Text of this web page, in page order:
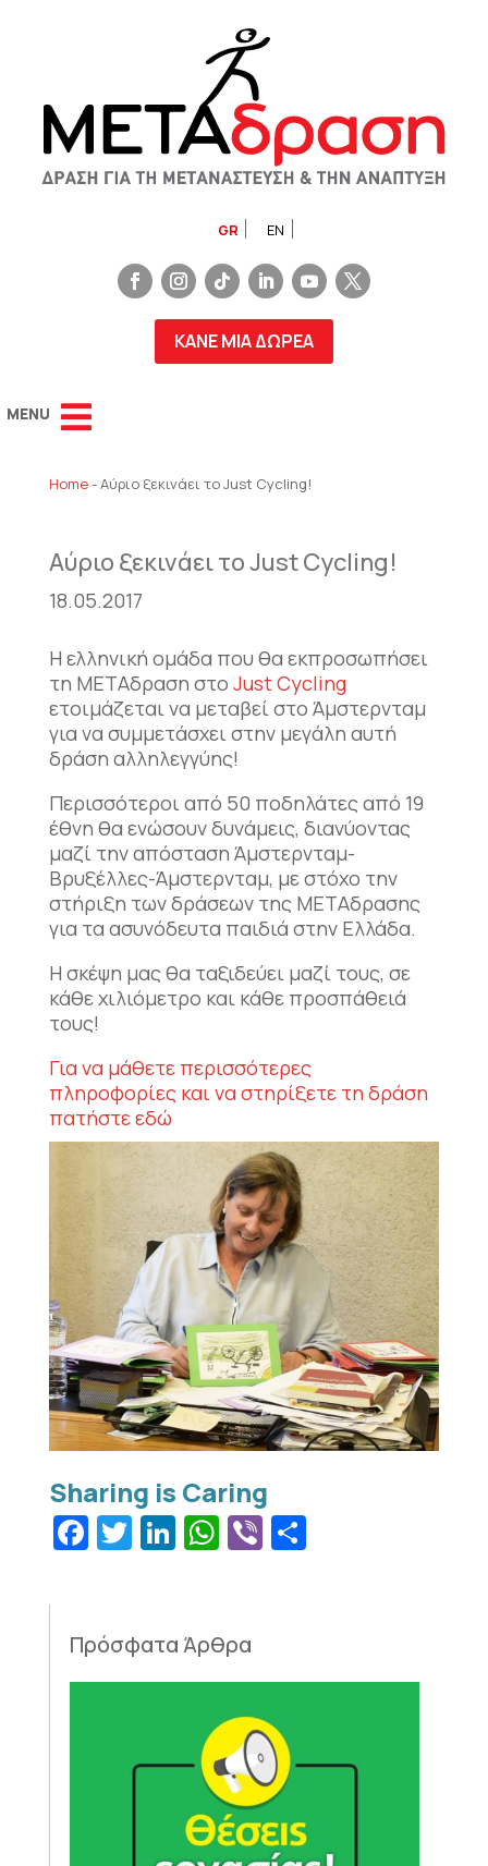
GR EN
ΚΑΝΕ ΜΙΑ ΔΩΡΕΑ
Home-Αύριο ξεκινάει το Just Cycling!
Αύριο ξεκινάει το Just Cycling!
18.05.2017
Η ελληνική ομάδα που θα εκπροσωπήσει
τη ΜΕΤΑδραση στο Just Cycling
ετοιμάζεται να μεταβεί στο Άμστερνταμ
για να συμμετάσχει στην μεγάλη αυτή
δράση αλληλεγγύης!
Περισσότεροι από 50 ποδηλάτες από 19
έθνη θα ενώσουν δυνάμεις, διανύοντας
μαζί την απόσταση Άμστερνταμ-
Βρυξέλλες-Άμστερνταμ, με στόχο την
στήριξη των δράσεων της ΜΕΤΑδρασης
για τα ασυνόδευτα παιδιά στην Ελλάδα.
Η σκέψη μας θα ταξιδεύει μαζί τους, σε
κάθε χιλιόμετρο και κάθε προσπάθειά
τους!
Για να μάθετε περισσότερες
πληροφορίες και να στηρίξετε τη δράση
πατήστε εδώ
Facebook
Twitter
LinkedIn
WhatsApp
Viber
Πρόσφατα Άρθρα